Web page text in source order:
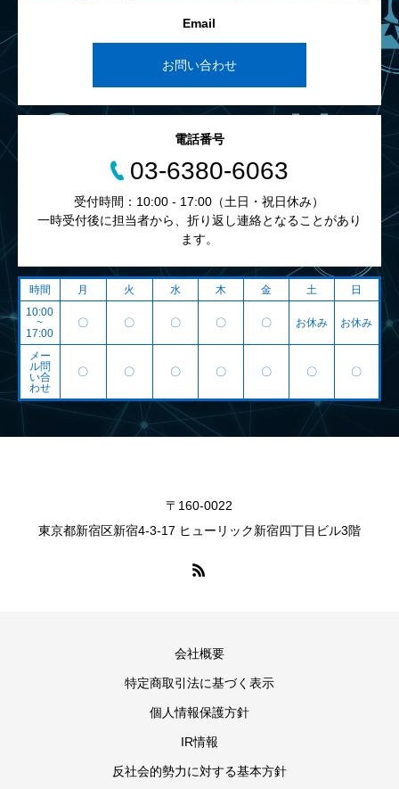
Email
お問い合わせ
電話番号
03-6380-6063
受付時間：10:00 - 17:00（土日・祝日休み）
一時受付後に担当者から、折り返し連絡となることがあり
ます。
時間 月 火 水 木 金 土
日
10:00
~
17:00
〇 〇 〇 〇 〇 お休み お休み
メー
ル問
い合
わせ
〇 〇 〇 〇 〇 〇 〇
〒160-0022
東京都新宿区新宿4-3-17 ヒューリック新宿四丁目ビル3階
会社概要
特定商取引法に基づく表示
個人情報保護方針
IR情報
反社会的勢力に対する基本方針